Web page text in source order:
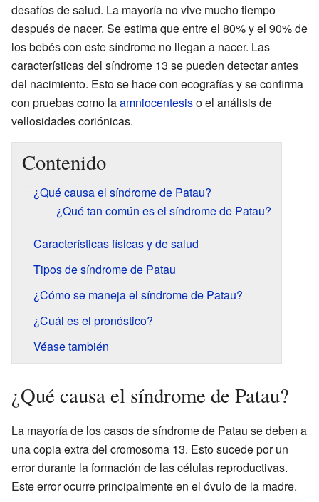
desafíos de salud. La mayoría no vive mucho tiempo
después de nacer. Se estima que entre el 80% y el 90% de
los bebés con este síndrome no llegan a nacer. Las
características del síndrome 13 se pueden detectar antes
del nacimiento. Esto se hace con ecografías y se confirma
con pruebas como laamniocentesiso el análisis de
vellosidades coriónicas.
Contenido
¿Qué causa el síndrome de Patau?
¿Qué tan común es el síndrome de Patau?
Características físicas y de salud
Tipos de síndrome de Patau
¿Cómo se maneja el síndrome de Patau?
¿Cuál es el pronóstico?
Véase también
¿Qué causa el síndrome de Patau?
La mayoría de los casos de síndrome de Patau se deben a
una copia extra del cromosoma 13. Esto sucede por un
error durante la formación de las células reproductivas.
Este error ocurre principalmente en el óvulo de la madre.